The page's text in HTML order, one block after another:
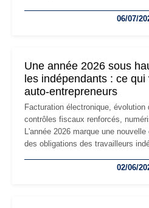
professionnels, recrutement,06/07/
Une année 2026 sous
les indépendants : ce
auto-entrepreneurs
Facturation électronique,
contrôles fiscaux renforcés,
L'année 2026 marque une
des obligations des travailleurs
les auto-entrepreneurs devront
02/06/